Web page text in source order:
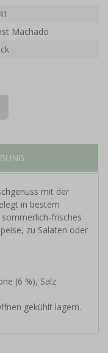
Machado
mit der
in bestem
frisches
zu Salaten oder
(6 %), Salz
gekühlt lagern.